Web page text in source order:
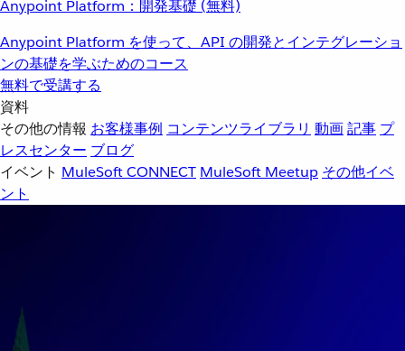
Anypoint Platform：開発基礎 (無料)
Anypoint Platform を使って、API の開発とインテグレーショ
ンの基礎を学ぶためのコース
無料で受講する
資料
その他の情報 お客様事例 コンテンツライブラリ 動画記事 プ
レスセンター ブログ
イベント MuleSoft CONNECT MuleSoft Meetup その他イベ
ント